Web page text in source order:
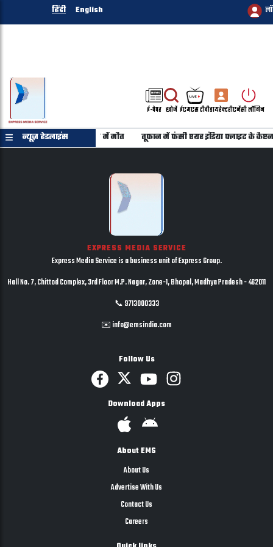
हिंदी English
ई-पेपर खोजें ईएमएस टीवीडायरेक्टरीएजेंसी लॉगिन
न्यूज़ हेडलाइंस
रहे 6 युवकों की सड़क हादसे में मौत तूफान में फंसी एयर इंडिया फ्लाइट के कैप्टन
EXPRESS MEDIA SERVICE
Express Media Service is a business unit of Express Group.
Hall No. 7, Chittod Complex, 3rd Floor M.P. Nagar, Zone-1, Bhopal, Madhya Pradesh - 462011
📞 9713000333
✉️ info@emsindia.com
Follow Us
Download Apps
About EMS
About Us
Advertise With Us
Contact Us
Careers